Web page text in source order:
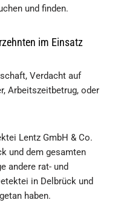
und finden.
im Einsatz
Verdacht auf
Arbeitszeitbetrug, oder
Lentz GmbH & Co.
und dem gesamten
andere rat- und
in Delbrück und
haben.